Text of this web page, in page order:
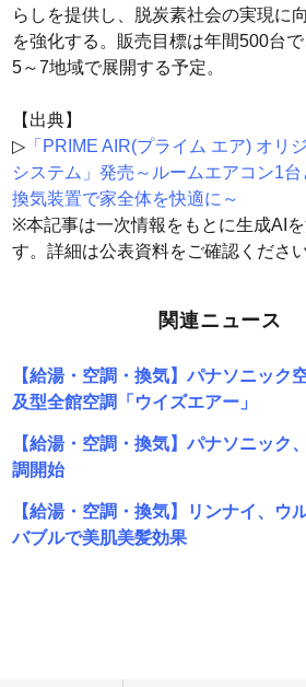
らしを提供し、脱炭素社会の実現に
を強化する。販売目標は年間500台
5～7地域で展開する予定。
【出典】
▷「PRIME AIR(プライム エア) オリ
システム」発売～ルームエアコン1台
換気装置で家全体を快適に～
※本記事は一次情報をもとに生成AI
す。詳細は公表資料をご確認ください
関連ニュース
【給湯・空調・換気】パナソニック
及型全館空調「ウイズエアー」
【給湯・空調・換気】パナソニック
調開始
【給湯・空調・換気】リンナイ、ウ
バブルで美肌美髪効果